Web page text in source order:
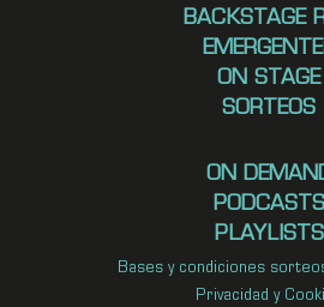
BACKSTAGE
ON STAGE
SORTEOS
ON
PODCASTS
PLAYLISTS
Bases y condiciones
Privacidad y